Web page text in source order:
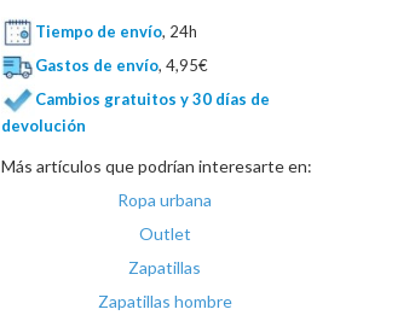
Tiempo de envío, 24h
Gastos de envío, 4,95€
Cambios gratuitos y 30 días de
devolución
Más artículos que podrían interesarte en:
Ropa urbana
Outlet
Zapatillas
Zapatillas hombre